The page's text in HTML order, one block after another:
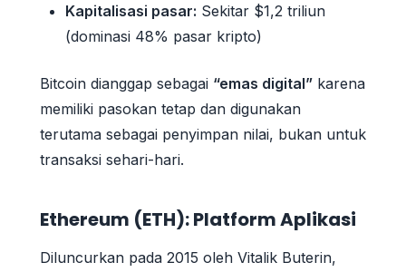
Kapitalisasi pasar: Sekitar $1,2 triliun
(dominasi 48% pasar kripto)
Bitcoin dianggap sebagai “emas digital” karena
memiliki pasokan tetap dan digunakan
terutama sebagai penyimpan nilai, bukan untuk
transaksi sehari-hari.
Ethereum (ETH): Platform Aplikasi
Diluncurkan pada 2015 oleh Vitalik Buterin,